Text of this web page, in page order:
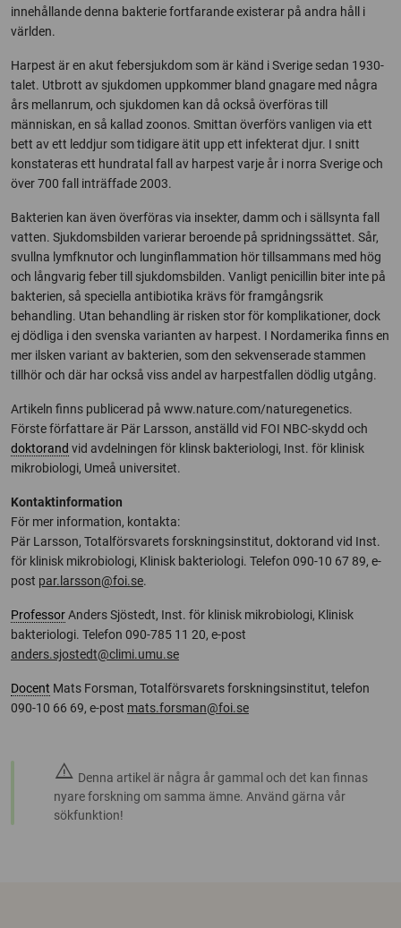
innehållande denna bakterie fortfarande existerar på andra håll i
världen.
Harpest är en akut febersjukdom som är känd i Sverige sedan 1930-
talet. Utbrott av sjukdomen uppkommer bland gnagare med några
års mellanrum, och sjukdomen kan då också överföras till
människan, en så kallad zoonos. Smittan överförs vanligen via ett
bett av ett leddjur som tidigare ätit upp ett infekterat djur. I snitt
konstateras ett hundratal fall av harpest varje år i norra Sverige och
över 700 fall inträffade 2003.
Bakterien kan även överföras via insekter, damm och i sällsynta fall
vatten. Sjukdomsbilden varierar beroende på spridningssättet. Sår,
svullna lymfknutor och lunginflammation hör tillsammans med hög
och långvarig feber till sjukdomsbilden. Vanligt penicillin biter inte på
bakterien, så speciella antibiotika krävs för framgångsrik
behandling. Utan behandling är risken stor för komplikationer, dock
ej dödliga i den svenska varianten av harpest. I Nordamerika finns en
mer ilsken variant av bakterien, som den sekvenserade stammen
tillhör och där har också viss andel av harpestfallen dödlig utgång.
Artikeln finns publicerad på www.nature.com/naturegenetics.
Förste författare är Pär Larsson, anställd vid FOI NBC-skydd och
doktorand vid avdelningen för klinsk bakteriologi, Inst. för klinisk
mikrobiologi, Umeå universitet.
Kontaktinformation
För mer information, kontakta:
Pär Larsson, Totalförsvarets forskningsinstitut, doktorand vid Inst.
för klinisk mikrobiologi, Klinisk bakteriologi. Telefon 090-10 67 89, e-
post par.larsson@foi.se.
ProfessorAnders Sjöstedt, Inst. för klinisk mikrobiologi, Klinisk
bakteriologi. Telefon 090-785 11 20, e-post
anders.sjostedt@climi.umu.se
Docent Mats Forsman, Totalförsvarets forskningsinstitut, telefon
090-10 66 69, e-post mats.forsman@foi.se
warning Denna artikel är några år gammal och det kan finnas
nyare forskning om samma ämne. Använd gärna vår
sökfunktion!